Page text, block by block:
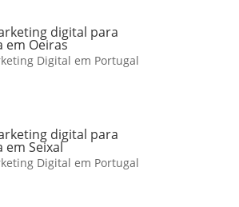
digital para
em Oeiras
Digital em Portugal
digital para
Seixal
Digital em Portugal